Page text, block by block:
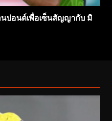
ปอนด์เพื่อเซ็นสัญญากับ มิ